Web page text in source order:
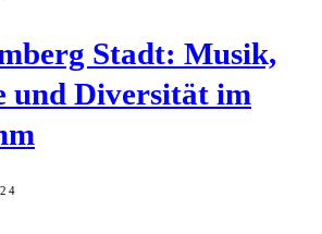
Stadt: Musik,
und Diver­si­tät im